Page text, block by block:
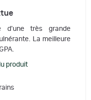
d'une très grande
La meilleure
produit